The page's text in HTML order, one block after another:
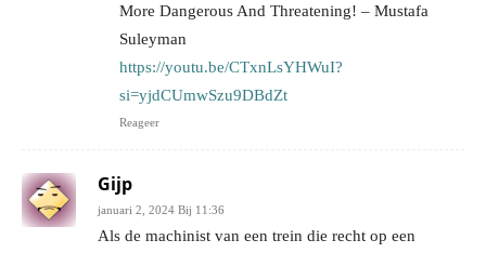
More Dangerous And Threatening! – Mustafa
Suleyman
https://youtu.be/CTxnLsYHWuI?
si=yjdCUmwSzu9DBdZt
Reageer
Gijp
januari 2, 2024 Bij 11:36
Als de machinist van een trein die recht op een